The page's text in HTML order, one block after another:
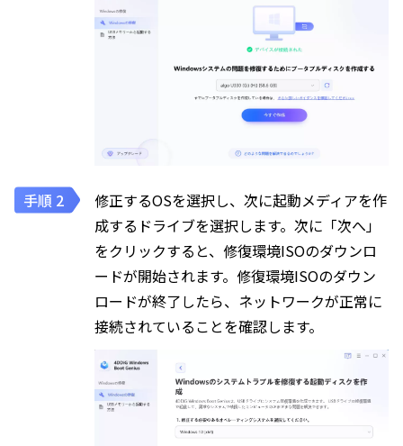
修正するOSを選択し、次に起動メディアを作
成するドライブを選択します。次に「次へ」
をクリックすると、修復環境ISOのダウンロ
ードが開始されます。修復環境ISOのダウン
ロードが終了したら、ネットワークが正常に
接続されていることを確認します。